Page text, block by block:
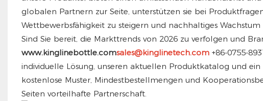
globalen Partnern zur Seite, unterstützen sie bei
Wettbewerbsfähigkeit zu steigern und nachhaltiges Wachstum
Sind Sie bereit, die Markttrends von 2026 zu verfolgen und
www.kinglinebottle.comsales@kinglinetech.com+86-0755-
individuelle Lösung, unseren aktuellen Produktkatalog und
kostenlose Muster, Mindestbestellmengen und
Seiten vorteilhafte Partnerschaft.